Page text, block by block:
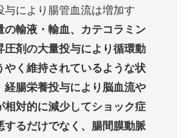
与により腸管血流は増加す
の輸液・輸血、カテコラミン
圧剤の大量投与により循環動
やく維持されているような状
経腸栄養投与により脳血流や
相対的に減少してショック症
するだけでなく、腸間膜動脈